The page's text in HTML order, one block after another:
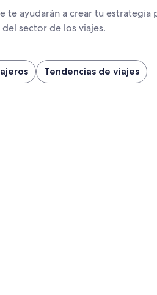
te ayudarán a crear tu estrategia
sector de los viajes.
Tendencias de viajes